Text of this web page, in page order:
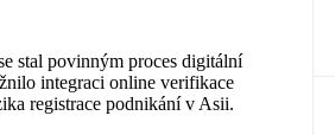
stal povinným proces digitální
integraci online verifikace
registrace podnikání v Asii.